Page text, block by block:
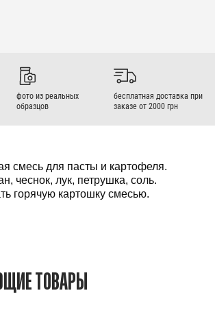
фото из реальных
образцов
бесплатная доставка при
заказе от 2000 грн
смесь для пасты и картофеля.
чеснок, лук, петрушка, соль.
горячую картошку смесью.
ТОВАРЫ